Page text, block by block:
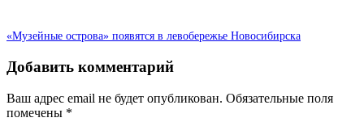
«Музейные острова» появятся в левобережье Новосибирска
Добавить комментарий
Ваш адрес email не будет опубликован. Обязательные поля
помечены *